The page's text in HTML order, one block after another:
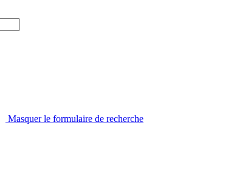
Masquer le formulaire de recherche